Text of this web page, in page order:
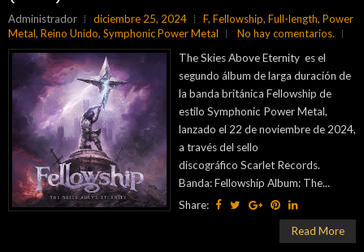
Administrador diciembre 25, 2024 F, Fellowship, Full-length, Power
Metal, Reino Unido, Symphonic Power Metal
No hay comentarios.
The Skies Above Eternity es el
segundo álbum de larga duración de
la banda británica Fellowship de
estilo Symphonic Power Metal,
lanzado el 22 de noviembre de 2024,
a través del sello
discográfico Scarlet Records.
Banda: Fellowship Album: The...
Share:
Read More